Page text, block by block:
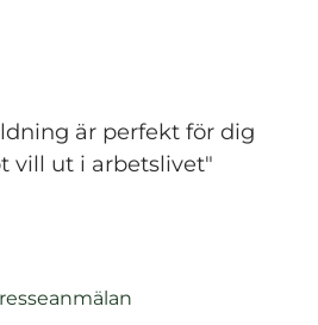
är perfekt för dig
vill ut i arbetslivet"